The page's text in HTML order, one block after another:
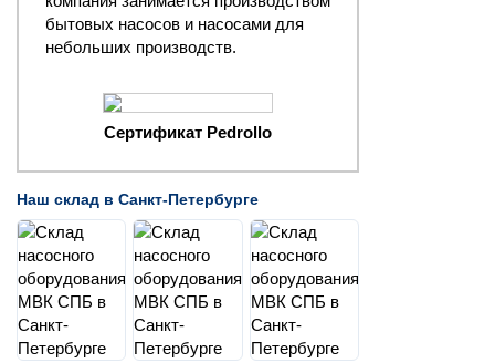
бытовых насосов и насосами для
небольших производств.
Сертификат Pedrollo
Наш склад в Санкт-Петербурге